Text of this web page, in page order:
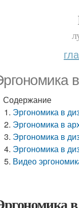
Содержание
Эргономика в
Эргономика в
Эргономика в
Эргономика в
Видео